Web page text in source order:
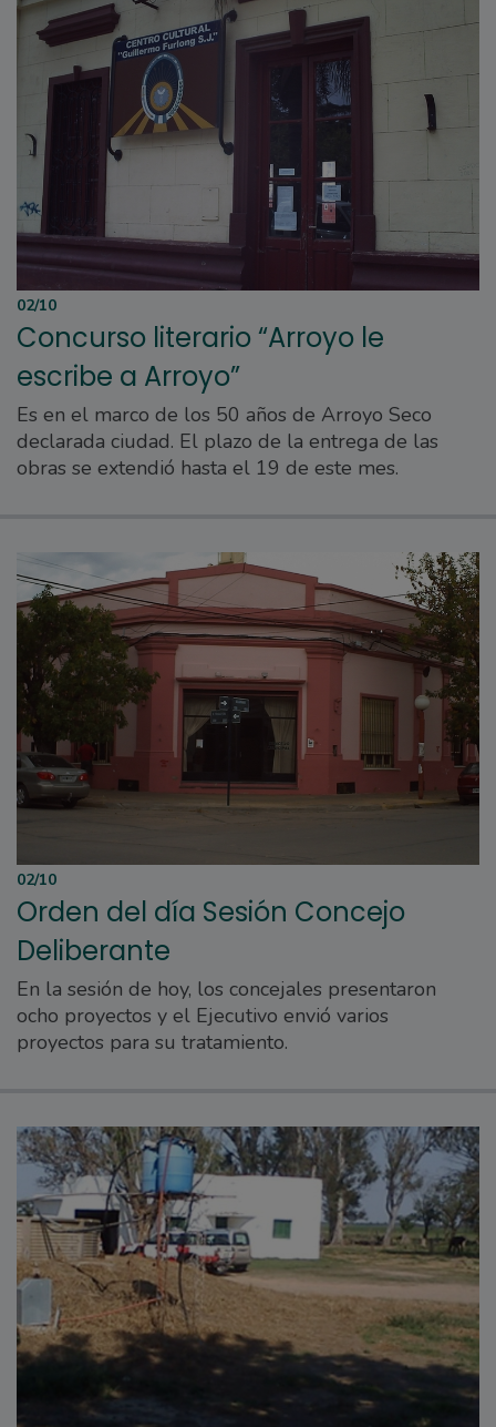
02/10
Concurso literario “Arroyo le
escribe a Arroyo”
Es en el marco de los 50 años de Arroyo Seco
declarada ciudad. El plazo de la entrega de las
obras se extendió hasta el 19 de este mes.
02/10
Orden del día Sesión Concejo
Deliberante
En la sesión de hoy, los concejales presentaron
ocho proyectos y el Ejecutivo envió varios
proyectos para su tratamiento.